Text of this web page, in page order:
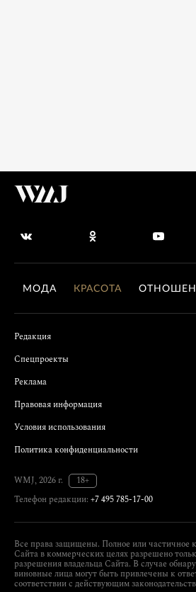
МОДА КРАСОТА
Редакция
Спецпроекты
Реклама
Правовая информация
Условия использования
Политика конфиденциальности
WMJ, 2026 г.
18+
Телефон редакции: +7 495 785-17-00
Все права защищены. Полное или частичное
Сайта в коммерческих целях разрешено
разрешения владельца Сайта. В случае
виновные лица могут быть привлечены к
соответствии с действующим